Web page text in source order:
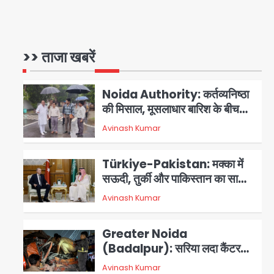
>> ताजा खबरें
1
24 घंटे ऑनलाइन डॉक्टर परामर्श
2
Noida Authority: कर्तव्यनिष्ठा
की मिसाल, मूसलाधार बारिश के बीच
नोएडा प्राधिकरण ने संभाला मोर्चा,
सेक्टर 105 आरडब्ल्यूए ने जताया
Avinash Kumar
3
Türkiye-Pakistan: मक्का में
सऊदी, तुर्की और पाकिस्तान का साझा
रक्षा समझौता, जानें इसके मायने
Avinash Kumar
4
Greater Noida
(Badalpur): सरिया लदा कैंटर
अनियंत्रित होकर घुसा किराना दुकान
Avinash Kumar